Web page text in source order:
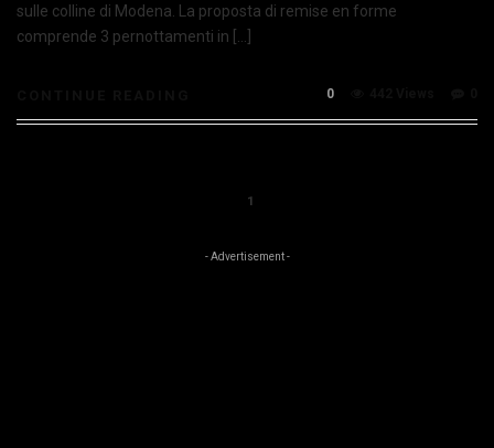
sulle colline di Modena. La proposta di remise en forme
comprende 3 pernottamenti in […]
0
1
- Advertisement -